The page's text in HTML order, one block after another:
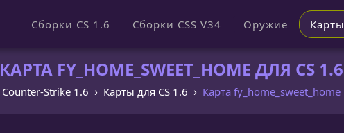
Сборки CS 1.6 Сборки CSS V34 Оружие Карты
КАРТА FY_HOME_SWEET_HOME ДЛЯ CS 1.6
Counter-Strike 1.6 Карты для CS 1.6 Карта fy_home_sweet_home